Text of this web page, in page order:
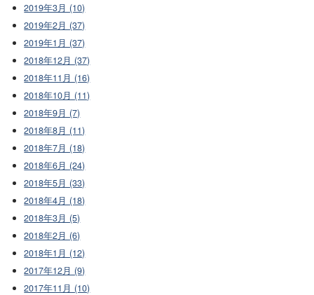
2019年3月 (10)
2019年2月 (37)
2019年1月 (37)
2018年12月 (37)
2018年11月 (16)
2018年10月 (11)
2018年9月 (7)
2018年8月 (11)
2018年7月 (18)
2018年6月 (24)
2018年5月 (33)
2018年4月 (18)
2018年3月 (5)
2018年2月 (6)
2018年1月 (12)
2017年12月 (9)
2017年11月 (10)